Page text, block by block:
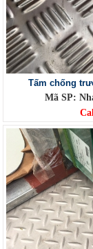
Tấm chống
Mã SP: